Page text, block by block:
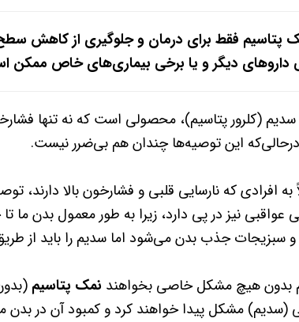
پتاسیم فقط برای درمان و جلوگیری از کاهش
داروهای دیگر و یا برخی بیماری‌های خاص
(کلرور پتاسیم)، محصولی است که نه تنها
این توصیه‌ها چندان هم بی‌ضرر نیست.
افرادی که نارسایی قلبی و فشارخون بالا دارند،
نیز در پی دارد، زیرا به طور معمول بدن ما
و سبزیجات جذب بدن می‌شود اما سدیم را باید از
بدون هیچ مشکل خاصی بخواهند نمک پتاسیم
(سدیم) مشکل پیدا خواهند کرد و کمبود آن در بدن